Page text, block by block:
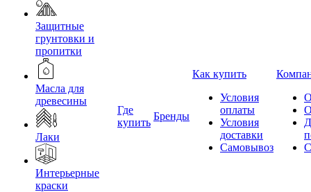
Защитные
грунтовки и
пропитки
Масла для
древесины
Лаки
Интерьерные
краски
Где
купить
Бренды
Как купить
Условия
оплаты
Условия
доставки
Самовывоз